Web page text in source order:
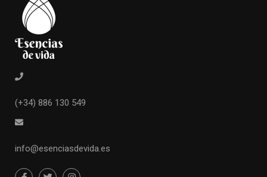
(+34) 886 130 549
info@esenciasdevida.es